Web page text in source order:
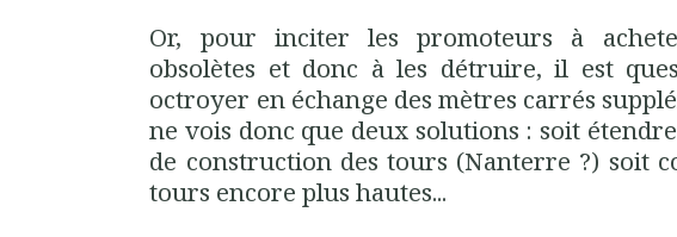
Or, pour inciter les promoteurs à
obsolètes et donc à les détruire, il est
octroyer en échange des mètres carrés
ne vois donc que deux solutions : soit
de construction des tours (Nanterre ?) soit
tours encore plus hautes...